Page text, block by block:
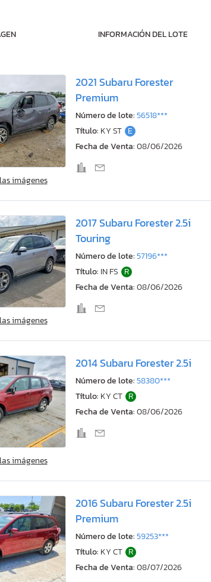
INFORMACIÓN DEL LOTE
imágenes
2021 Subaru Forester
Premium
Número de lote:56518***
Título: KY ST E
Fecha de Venta:08/06/2026
imágenes
2017 Subaru Forester 2.5i
Touring
Número de lote:57196***
Título: IN FS R
Fecha de Venta:08/06/2026
imágenes
2014 Subaru Forester 2.5i
Número de lote:58380***
Título: KY CT R
Fecha de Venta:08/06/2026
2016 Subaru Forester 2.5i
Premium
Número de lote:59253***
Título: KY CT R
Fecha de Venta:08/07/2026